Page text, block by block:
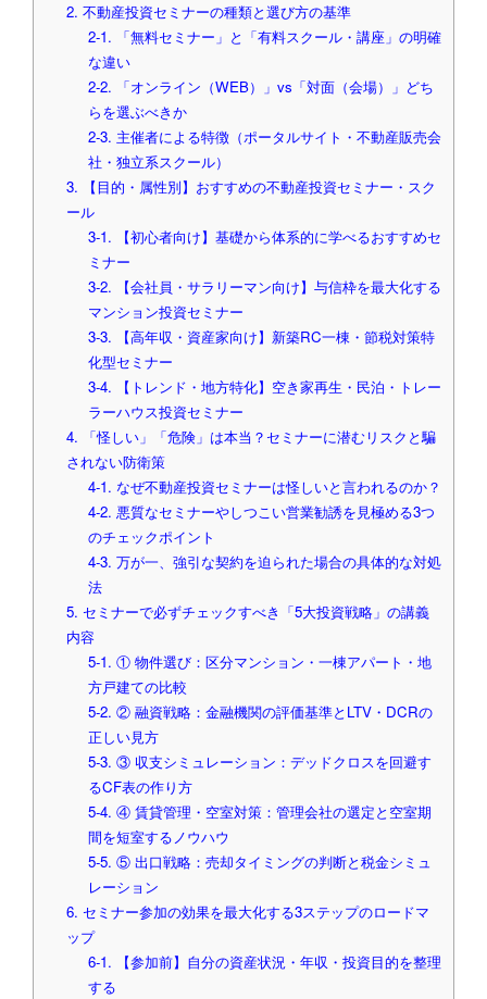
2. 不動産投資セミナーの種類と選び方の基準
2-1. 「無料セミナー」と「有料スクール・講座」の明確
な違い
2-2. 「オンライン（WEB）」vs「対面（会場）」どち
らを選ぶべきか
2-3. 主催者による特徴（ポータルサイト・不動産販売会
社・独立系スクール）
3. 【目的・属性別】おすすめの不動産投資セミナー・スク
ール
3-1. 【初心者向け】基礎から体系的に学べるおすすめセ
ミナー
3-2. 【会社員・サラリーマン向け】与信枠を最大化する
マンション投資セミナー
3-3. 【高年収・資産家向け】新築RC一棟・節税対策特
化型セミナー
3-4. 【トレンド・地方特化】空き家再生・民泊・トレー
ラーハウス投資セミナー
4. 「怪しい」「危険」は本当？セミナーに潜むリスクと騙
されない防衛策
4-1. なぜ不動産投資セミナーは怪しいと言われるのか？
4-2. 悪質なセミナーやしつこい営業勧誘を見極める3つ
のチェックポイント
4-3. 万が一、強引な契約を迫られた場合の具体的な対処
法
5. セミナーで必ずチェックすべき「5大投資戦略」の講義
内容
5-1. ① 物件選び：区分マンション・一棟アパート・地
方戸建ての比較
5-2. ② 融資戦略：金融機関の評価基準とLTV・DCRの
正しい見方
5-3. ③ 収支シミュレーション：デッドクロスを回避す
るCF表の作り方
5-4. ④ 賃貸管理・空室対策：管理会社の選定と空室期
間を短室するノウハウ
5-5. ⑤ 出口戦略：売却タイミングの判断と税金シミュ
レーション
6. セミナー参加の効果を最大化する3ステップのロードマ
ップ
6-1. 【参加前】自分の資産状況・年収・投資目的を整理
する